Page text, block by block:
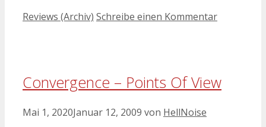
Kategorien
Reviews (Archiv) Schreibe einen Kommentar
Convergence – Points Of View
Mai 1, 2020Januar 12, 2009 von HellNoise